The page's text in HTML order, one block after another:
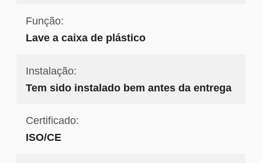
Função:
Lave a caixa de plástico
Instalação:
Tem sido instalado bem antes da entrega
Certificado:
ISO/CE